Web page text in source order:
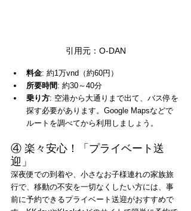
引用元：O-DAN
料金: 約1万vnd（約60円）
所要時間 : 約30～40分
乗り方: 空港から大通りまで出て、バス停を
探す必要があります。Google Mapsなどで
ルートを調べてから利用しましょう。
④ 楽々安心！「プライベート送
迎」
深夜便での到着や、小さなお子様連れの家族旅
行で、移動の不安を一切なくしたい方には、事
前に予約できるプライベート送迎がおすすめで